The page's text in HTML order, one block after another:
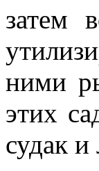
затем
ними
этих
судак